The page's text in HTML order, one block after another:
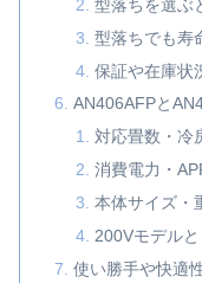
型落ちを選ぶ
型落ちでも寿
保証や在庫状
AN406AFPと
対応畳数・冷
消費電力・
本体サイズ・
200Vモデル
使い勝手や快適